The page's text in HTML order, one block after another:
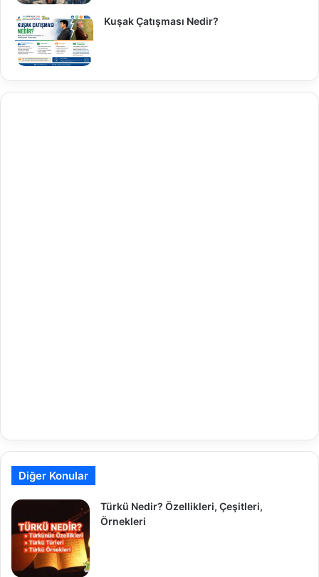
Kuşak Çatışması Nedir?
Diğer Konular
Türkü Nedir? Özellikleri, Çeşitleri,
Örnekleri